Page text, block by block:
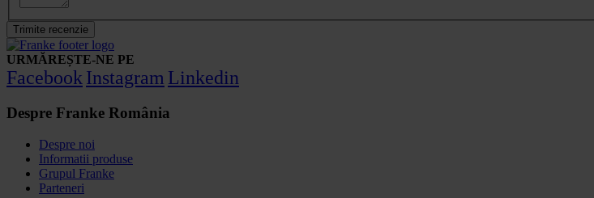
Trimite recenzie
URMĂREȘTE-NE PE
FacebookInstagram Linkedin
Despre Franke România
Despre noi
Informatii produse
Grupul Franke
Parteneri